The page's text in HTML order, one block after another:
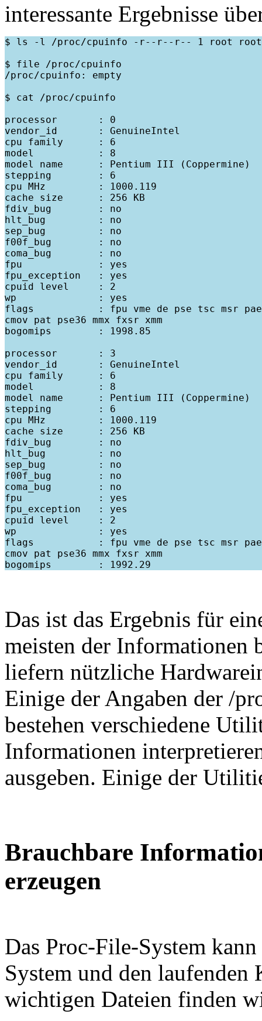
interessante Ergebnisse
$ ls -l /proc/cpuinfo -r--r--r-- 1 root root
$ file /proc/cpuinfo
/proc/cpuinfo: empty
$ cat /proc/cpuinfo
processor       : 0
vendor_id       : GenuineIntel
cpu family      : 6
model           : 8
model name      : Pentium III (Coppermine)
stepping        : 6
cpu MHz         : 1000.119
cache size      : 256 KB
fdiv_bug        : no
hlt_bug         : no
sep_bug         : no
f00f_bug        : no
coma_bug        : no
fpu             : yes
fpu_exception   : yes
cpuid level     : 2
wp              : yes
flags           : fpu vme de pse tsc msr pae
cmov pat pse36 mmx fxsr xmm
bogomips        : 1998.85
processor       : 3
vendor_id       : GenuineIntel
cpu family      : 6
model           : 8
model name      : Pentium III (Coppermine)
stepping        : 6
cpu MHz         : 1000.119
cache size      : 256 KB
fdiv_bug        : no
hlt_bug         : no
sep_bug         : no
f00f_bug        : no
coma_bug        : no
fpu             : yes
fpu_exception   : yes
cpuid level     : 2
wp              : yes
flags           : fpu vme de pse tsc msr pae
cmov pat pse36 mmx fxsr xmm
Das ist das Ergebnis für
meisten der Informationen
liefern nützliche
Einige der Angaben der /
bestehen verschiedene
Informationen
ausgeben. Einige der
Brauchbare
erzeugen
Das Proc-File-System
System und den
wichtigen Dateien finden